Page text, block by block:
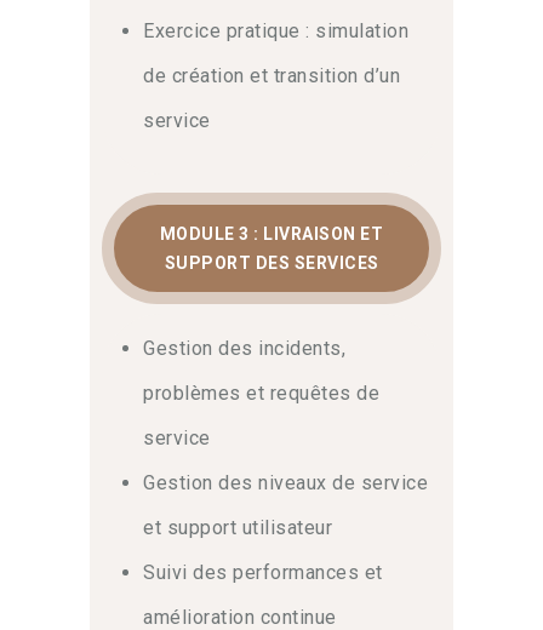
amélioration continue
En conclusion, vous saurez piloter des
les demandes avec pertinence. De
amélioration continue de vos
environnements numériques. La
maîtrise de ces compétences avancées
est un levier majeur pour dynamiser
votre carrière. Nos formateurs partagent
simulations d’examen. N’attendez plus
pour transformer vos processus.
livraison de solutions IT de qualité
supérieure.
Exercice pratique : simulation
de création et transition d’un
service
MODULE 3 : LIVRAISON ET
SUPPORT DES SERVICES
Gestion des incidents,
problèmes et requêtes de
service
Gestion des niveaux de service
et support utilisateur
Suivi des performances et
amélioration continue